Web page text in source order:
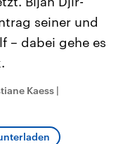
und
die Vereinigten
mächtigsten Ländern
großem Einfluss auf
aktuelle Weltgeschehen.
seiner und
– dabei gehe es
Kaess |